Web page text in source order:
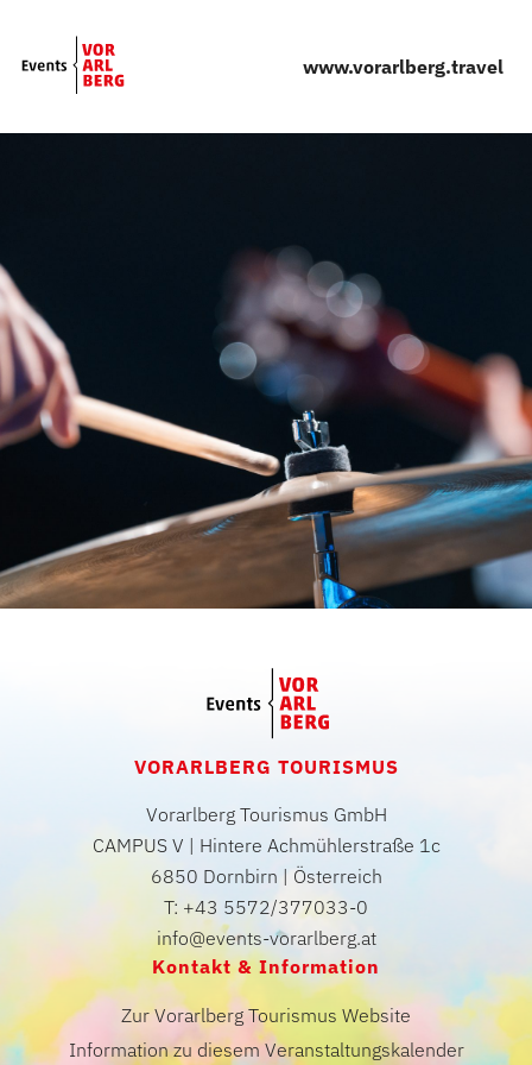
www.vorarlberg.travel
VORARLBERG TOURISMUS
Vorarlberg Tourismus GmbH
CAMPUS V | Hintere Achmühlerstraße 1c
6850 Dornbirn | Österreich
T: +43 5572/377033-0
info@events-vorarlberg.at
Kontakt & Information
Zur Vorarlberg Tourismus Website
Information zu diesem Veranstaltungskalender